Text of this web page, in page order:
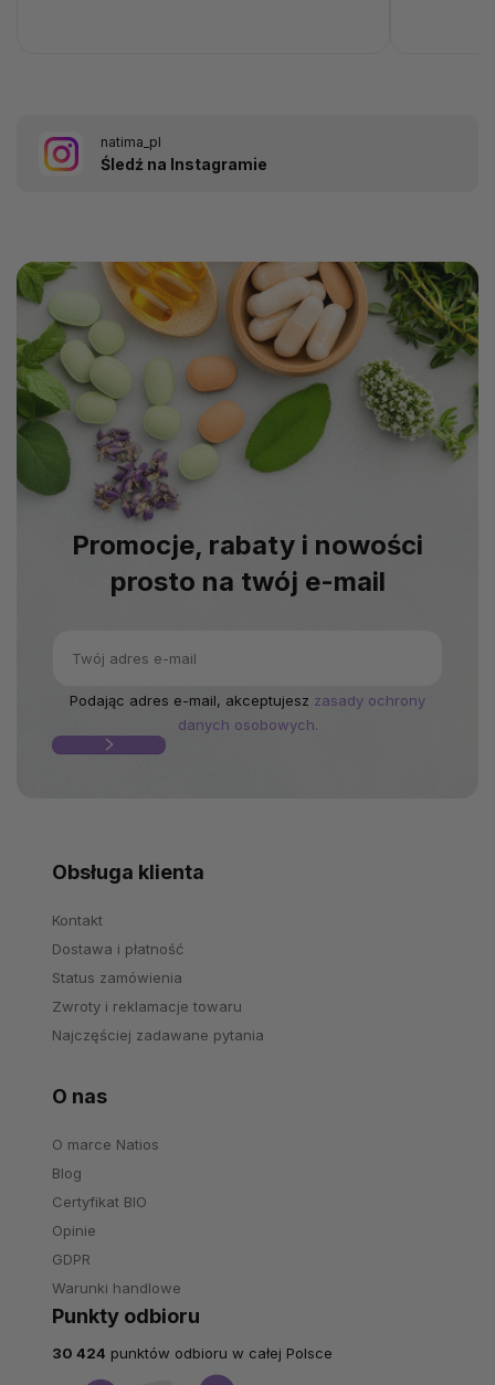
natima_pl
Śledź na Instagramie
Promocje, rabaty i nowości
prosto na twój e-mail
Podając adres e-mail, akceptujesz zasady ochrony
danych osobowych.
Obsługa klienta
Kontakt
Dostawa i płatność
Status zamówienia
Zwroty i reklamacje towaru
Najczęściej zadawane pytania
O nas
O marce Natios
Blog
Certyfikat BIO
Opinie
GDPR
Warunki handlowe
Punkty odbioru
30 424 punktów odbioru w całej Polsce